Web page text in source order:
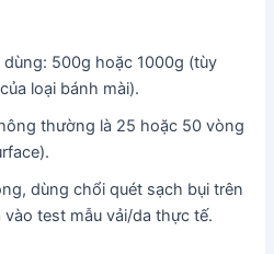
500g hoặc 1000g (tùy
loại bánh mài).
thường là 25 hoặc 50 vòng
dùng chổi quét sạch bụi trên
test mẫu vải/da thực tế.